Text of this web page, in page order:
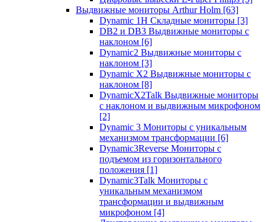
Выдвижные мониторы Arthur Holm [63]
Dynamic 1Н Складные мониторы [3]
DB2 и DB3 Выдвижные мониторы с
наклоном [6]
Dynamic2 Выдвижные мониторы с
наклоном [3]
Dynamic X2 Выдвижные мониторы с
наклоном [8]
DynamicX2Talk Выдвижные мониторы
с наклоном и выдвижным микрофоном
[2]
Dynamic 3 Мониторы с уникальным
механизмом трансформации [6]
Dynamic3Reverse Мониторы с
подъемом из горизонтального
положения [1]
Dynamic3Talk Мониторы с
уникальным механизмом
трансформации и выдвижным
микрофоном [4]